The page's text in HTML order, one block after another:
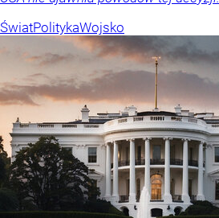
ŚwiatPolitykaWojsko